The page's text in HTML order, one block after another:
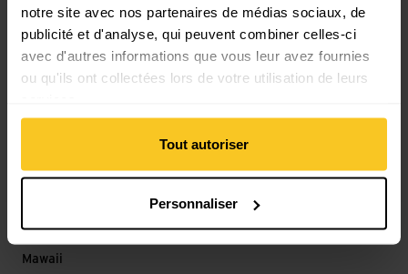
notre site avec nos partenaires de médias sociaux, de
publicité et d'analyse, qui peuvent combiner celles-ci
avec d'autres informations que vous leur avez fournies
ou qu'ils ont collectées lors de votre utilisation de leurs
Tout autoriser
Personnaliser
Löffler
M
Magicshine
Marco
Mawaii